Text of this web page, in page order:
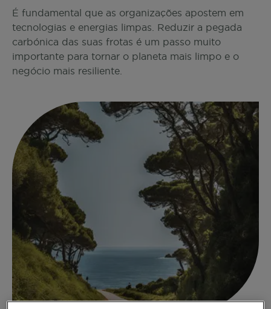
Contacto
É fundamental que as organizações apostem em
tecnologias e energias limpas. Reduzir a pegada
carbónica das suas frotas é um passo muito
importante para tornar o planeta mais limpo e o
negócio mais resiliente.